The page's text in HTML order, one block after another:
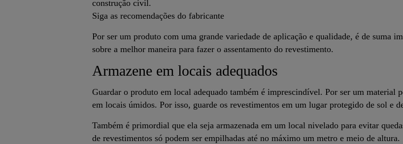
construção civil.
Siga as recomendações do fabricante
Por ser um produto com uma grande variedade de aplicação e qualidade, é de suma
sobre a melhor maneira para fazer o assentamento do revestimento.
Armazene em locais adequados
Guardar o produto em local adequado também é imprescindível. Por ser um material
em locais úmidos. Por isso, guarde os revestimentos em um lugar protegido de sol e
Também é primordial que ela seja armazenada em um local nivelado para evitar
de revestimentos só podem ser empilhadas até no máximo um metro e meio de altura.